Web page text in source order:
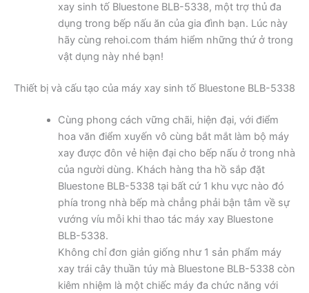
xay sinh tố Bluestone BLB-5338, một trợ thủ đa
dụng trong bếp nấu ăn của gia đình bạn. Lúc này
hãy cùng rehoi.com thám hiểm những thứ ở trong
vật dụng này nhé bạn!
Thiết bị và cấu tạo của máy xay sinh tố Bluestone BLB-5338
Cùng phong cách vững chãi, hiện đại, với điểm
hoa văn điểm xuyến vô cùng bắt mắt làm bộ máy
xay được đôn vẻ hiện đại cho bếp nấu ở trong nhà
của người dùng. Khách hàng tha hồ sắp đặt
Bluestone BLB-5338 tại bất cứ 1 khu vực nào đó
phía trong nhà bếp mà chẳng phải bận tâm về sự
vướng víu mỗi khi thao tác máy xay Bluestone
BLB-5338.
Không chỉ đơn giản giống như 1 sản phẩm máy
xay trái cây thuần túy mà Bluestone BLB-5338 còn
kiêm nhiệm là một chiếc máy đa chức năng với